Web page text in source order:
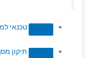
טכנאי
תיקון